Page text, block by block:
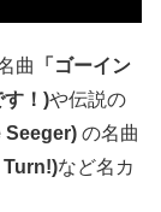
曲
「ゴーイン
！)や伝説の
Seeger) の名曲
Turn!)など名カ